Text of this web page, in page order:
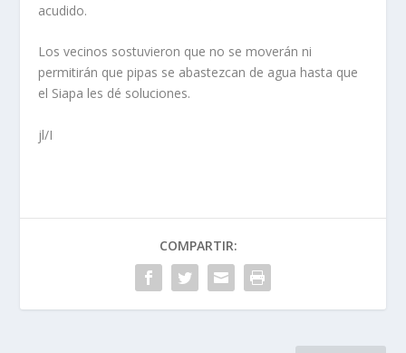
acudido.
Los vecinos sostuvieron que no se moverán ni
permitirán que pipas se abastezcan de agua hasta que
el Siapa les dé soluciones.
jl/I
COMPARTIR: